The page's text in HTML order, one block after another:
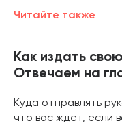
Читайте также
Как издать
Отвечаем на
Куда отправлять
что вас ждет, если